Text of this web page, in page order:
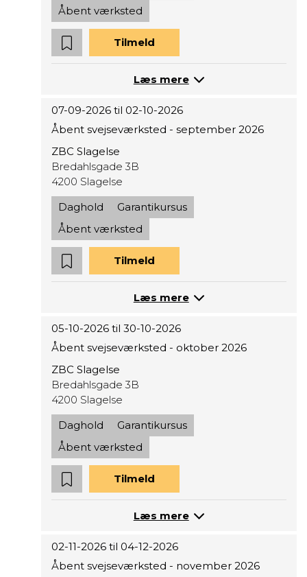
Åbent værksted
Tilmeld
Læs mere
07-09-2026 til 02-10-2026
Åbent svejseværksted - september 2026
ZBC Slagelse
Bredahlsgade 3B
4200 Slagelse
Daghold
Garantikursus
Åbent værksted
Tilmeld
Læs mere
05-10-2026 til 30-10-2026
Åbent svejseværksted - oktober 2026
ZBC Slagelse
Bredahlsgade 3B
4200 Slagelse
Daghold
Garantikursus
Åbent værksted
Tilmeld
Læs mere
02-11-2026 til 04-12-2026
Åbent svejseværksted - november 2026